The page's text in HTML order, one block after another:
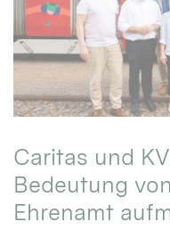
Caritas und
Bedeutung
Ehrenamt